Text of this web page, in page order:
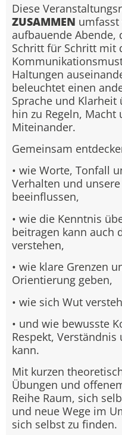
Diese
ZUSAMMEN
aufbauende Abende,
Schritt für Schritt mit
Haltungen
beleuchtet einen
Sprache und Klarheit
hin zu Regeln,
Miteinander.
Gemeinsam
• wie Worte, Tonfall
Verhalten und
beeinflussen,
• wie die Kenntnis
beitragen kann auch
verstehen,
• wie klare Grenzen
Orientierung geben,
• wie sich Wut
• und wie bewusste
Respekt,
kann.
Mit kurzen
Übungen und
Reihe Raum, sich
und neue Wege im
sich selbst zu finden.